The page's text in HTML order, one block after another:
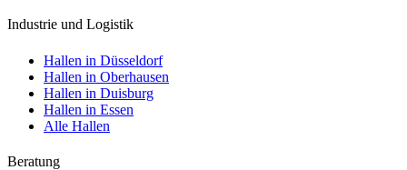
Industrie und Logistik
Hallen in Düsseldorf
Hallen in Oberhausen
Hallen in Duisburg
Hallen in Essen
Alle Hallen
Beratung